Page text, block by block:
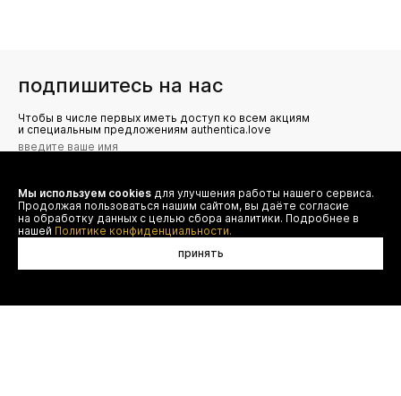
подпишитесь на нас
Чтобы в числе первых иметь доступ ко всем акциям
и специальным предложениям authentica.love
Я даю согласие на сбор, обработку и хранение моих
персональных данных (имя, email, телефон) для получения
рекламных и информационных рассылок от ООО 'БТ
Юнайтед', а также ознакомлен(а) с
Политикой конфиденциальности
Мы используем cookies для улучшения работы нашего сервиса.
Продолжая пользоваться нашим сайтом, вы даёте согласие
на обработку данных с целью сбора аналитики. Подробнее в
нашей Политике конфиденциальности.
принять